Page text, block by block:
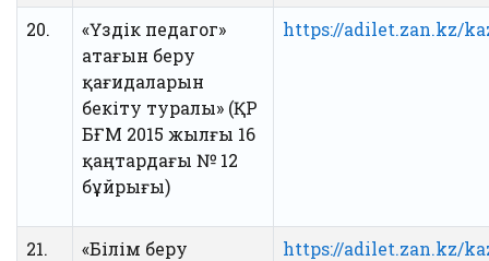
20.
«Үздік педагог»
атағын беру
қағидаларын
бекіту туралы» (ҚР
БҒМ 2015 жылғы 16
қаңтардағы № 12
бұйрығы)
https://adilet.zan.kz/
21.
«Білім беру
https://adilet.zan.kz/